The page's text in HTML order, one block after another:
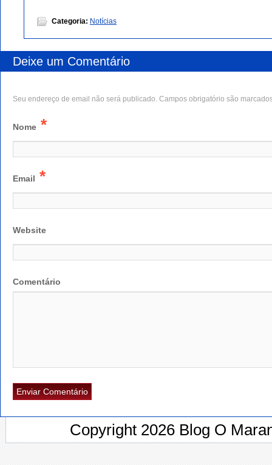
Categoria: Notícias
Deixe um Comentário
Seu endereço de email não será publicado. Campos obrigatório são
Nome *
Email *
Website
Comentário
Copyright 2026 Blog O